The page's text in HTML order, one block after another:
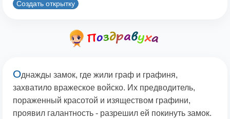
Создать открытку
Однажды замок, где жили граф и графиня,
захватило вражеское войско. Их предводитель,
пораженный красотой и изяществом графини,
проявил галантность - разрешил ей покинуть замок.